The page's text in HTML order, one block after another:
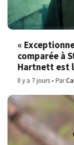
«
comparée à
Hartnett est
Il y a 7 jours Par